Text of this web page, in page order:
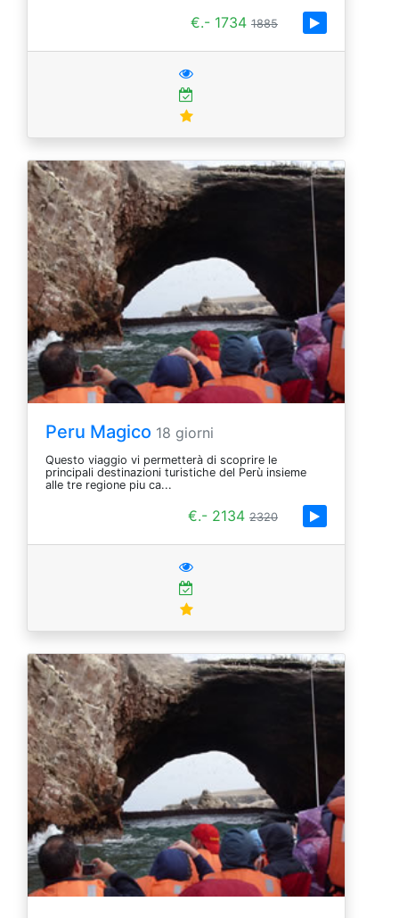
€.- 1734 1885
Peru Magico 18 giorni
Questo viaggio vi permetterà di scoprire le
principali destinazioni turistiche del Perù insieme
alle tre regione piu ca...
€.- 2134 2320